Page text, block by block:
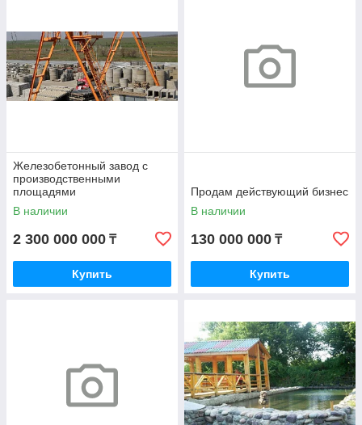
Железобетонный завод с
производственными
площадями
В наличии
2 300 000 000 ₸
Купить
Продам действующий бизнес
В наличии
130 000 000 ₸
Купить